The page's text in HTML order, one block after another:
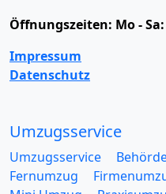
Öffnungszeiten: Mo -
Impressum
Datenschutz
Umzugsservice
Umzugsservice
Fernumzug